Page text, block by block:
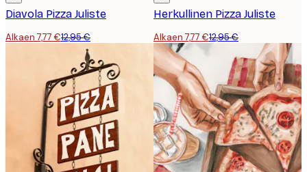
Diavola Pizza Juliste
Alkaen 7,77 €12,95 €
Herkullinen Pizza Juliste
Alkaen 7,77 €12,95 €